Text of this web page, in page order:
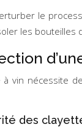
le
les
à vin nécessite
des